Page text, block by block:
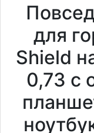
для
Shield
0,73 с